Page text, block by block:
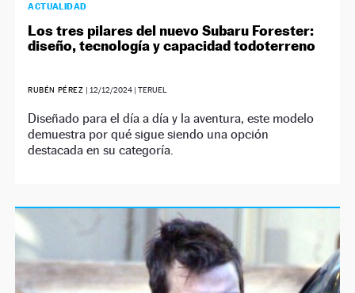
ACTUALIDAD
Los tres pilares del nuevo Subaru Forester:
diseño, tecnología y capacidad todoterreno
RUBÉN PÉREZ | 12/12/2024 | TERUEL
Diseñado para el día a día y la aventura, este modelo
demuestra por qué sigue siendo una opción
destacada en su categoría.